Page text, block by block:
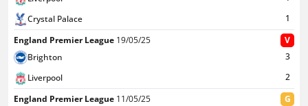
Crystal Palace 1
England Premier League 19/05/25
V
Brighton
3
Liverpool
2
England Premier League 11/05/25 G